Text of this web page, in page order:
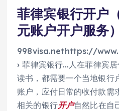
菲律宾银行开户
元账户开户服务）
998visa.nethttps://
› 菲律宾银行…人在菲律宾
读书，都需要一个当地银行
账户，应付日常的收付款需
相关的银行开户自然比在自